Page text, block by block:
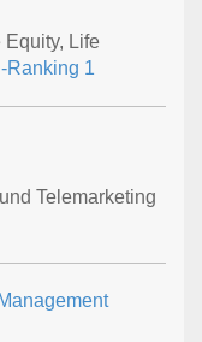
Equity, Life
Telemarketing